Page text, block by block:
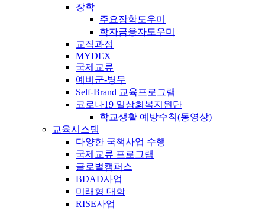
장학
주요장학도우미
학자금융자도우미
교직과정
MYDEX
국제교류
예비군-병무
Self-Brand 교육프로그램
코로나19 일상회복지원단
학교생활 예방수칙(동영상)
교육시스템
다양한 국책사업 수행
국제교류 프로그램
글로벌캠퍼스
BDAD사업
미래형 대학
RISE사업